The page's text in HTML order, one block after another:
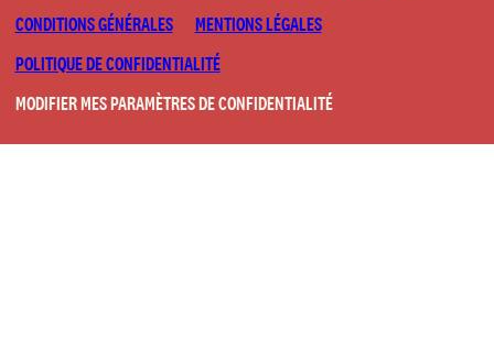
CONDITIONS GÉNÉRALES
MENTIONS LÉGALES
POLITIQUE DE CONFIDENTIALITÉ
MODIFIER MES PARAMÈTRES DE CONFIDENTIALITÉ